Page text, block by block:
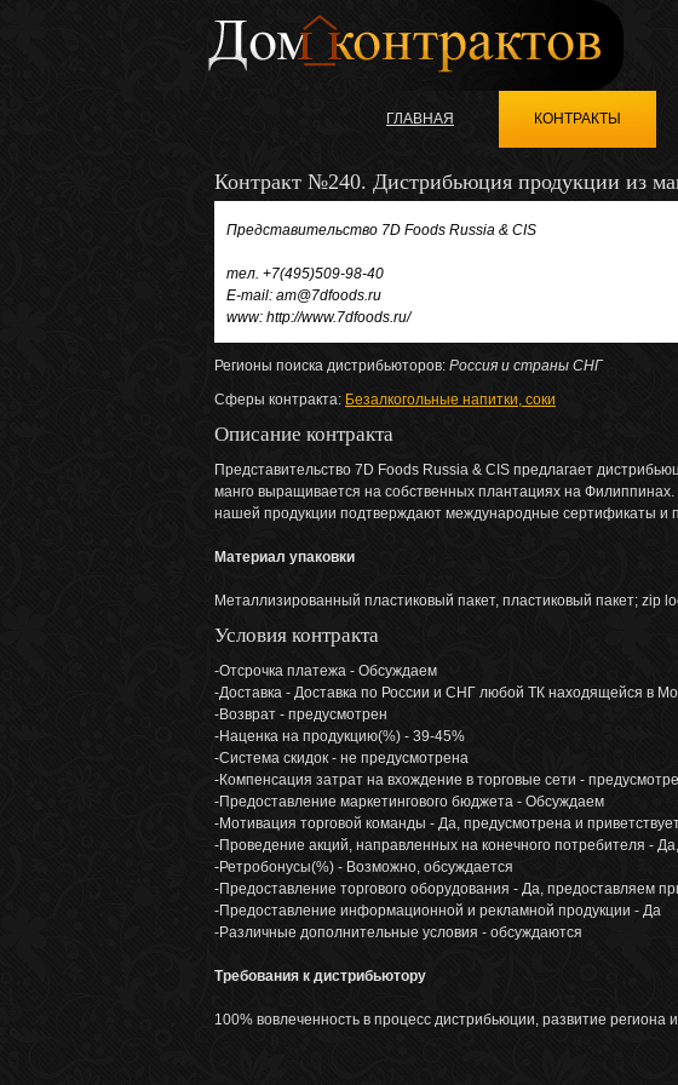
ГЛАВНАЯ КОНТРАКТЫ
Контракт №240. Дистрибьюция продукции из
Представительство 7D Foods Russia & CIS
тел. +7(495)509-98-40
E-mail: am@7dfoods.ru
www: http://www.7dfoods.ru/
Регионы поиска дистрибьюторов: Россия и страны СНГ
Сферы контракта: Безалкогольные напитки, соки
Описание контракта
Представительство 7D Foods Russia & CIS предлагает
манго выращивается на собственных плантациях на
нашей продукции подтверждают международные сертификаты и
Материал упаковки
Металлизированный пластиковый пакет, пластиковый пакет; zip
Условия контракта
-Отсрочка платежа - Обсуждаем
-Доставка - Доставка по России и СНГ любой ТК находящейся в
-Возврат - предусмотрен
-Наценка на продукцию(%) - 39-45%
-Система скидок - не предусмотрена
-Компенсация затрат на вхождение в торговые сети -
-Предоставление маркетингового бюджета - Обсуждаем
-Мотивация торговой команды - Да, предусмотрена и
-Проведение акций, направленных на конечного потребителя -
-Ретробонусы(%) - Возможно, обсуждается
-Предоставление торгового оборудования - Да, предоставляем
-Предоставление информационной и рекламной продукции - Да
-Различные дополнительные условия - обсуждаются
Требования к дистрибьютору
100% вовлеченность в процесс дистрибьюции, развитие региона